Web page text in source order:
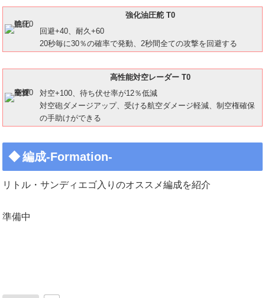
強化油圧舵 T0
回避+40、耐久+60
20秒毎に30％の確率で発動、2秒間全ての攻撃を回避する
高性能対空レーダー T0
対空+100、待ち伏せ率が12％低減
対空砲ダメージアップ、受ける航空ダメージ軽減、制空権確保
の手助けができる
編成-Formation-
リトル・サンディエゴ入りのオススメ編成を紹介
準備中